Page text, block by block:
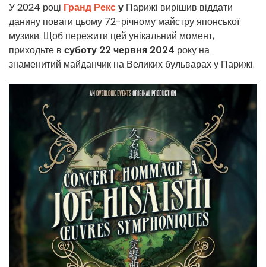
У 2024 році Гранд Рексу Парижі вирішив віддати
данину поваги цьому 72-річному майстру японської
музики. Щоб пережити цей унікальний момент,
приходьте в суботу 22 червня 2024 року на
знаменитий майданчик на Великих бульварах у Парижі.